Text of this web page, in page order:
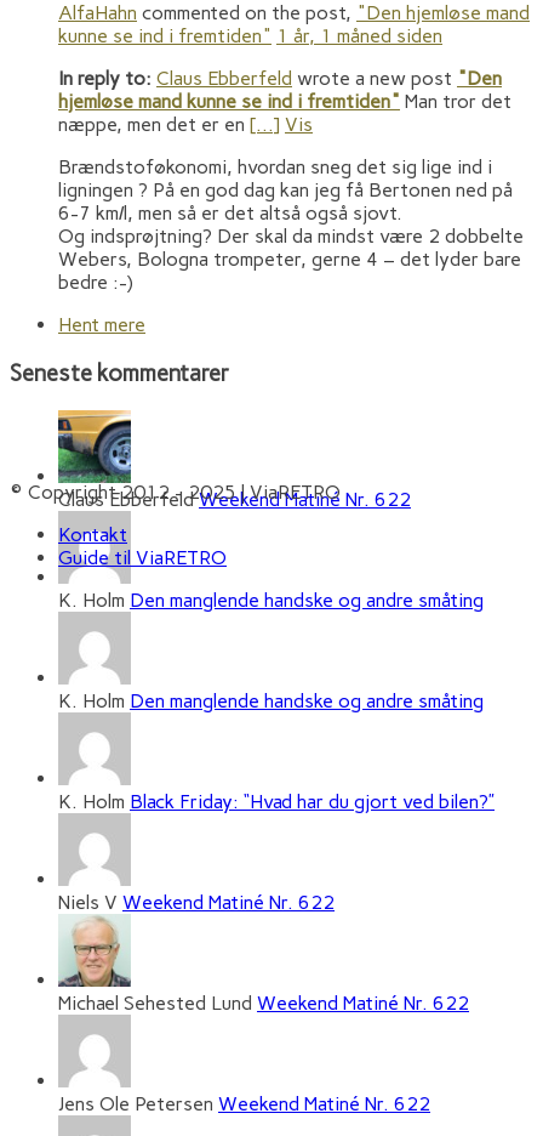
AlfaHahn commented on the post, "Den hjemløse mand
kunne se ind i fremtiden" 1 år, 1 måned siden
In reply to: Claus Ebberfeld wrote a new post "Den
hjemløse mand kunne se ind i fremtiden" Man tror det
næppe, men det er en […] Vis
Brændstoføkonomi, hvordan sneg det sig lige ind i
ligningen ? På en god dag kan jeg få Bertonen ned på
6-7 km/l, men så er det altså også sjovt.
Og indsprøjtning? Der skal da mindst være 2 dobbelte
Webers, Bologna trompeter, gerne 4 – det lyder bare
bedre :-)
Hent mere
Seneste kommentarer
Claus EbberfeldWeekend Matiné Nr. 622
K. Holm Den manglende handske og andre småting
K. Holm Den manglende handske og andre småting
K. Holm Black Friday: “Hvad har du gjort ved bilen?”
Niels V Weekend Matiné Nr. 622
Michael Sehested Lund Weekend Matiné Nr. 622
Jens Ole Petersen Weekend Matiné Nr. 622
© Copyright 2012 - 2025 | ViaRETRO
Kontakt
Guide til ViaRETRO